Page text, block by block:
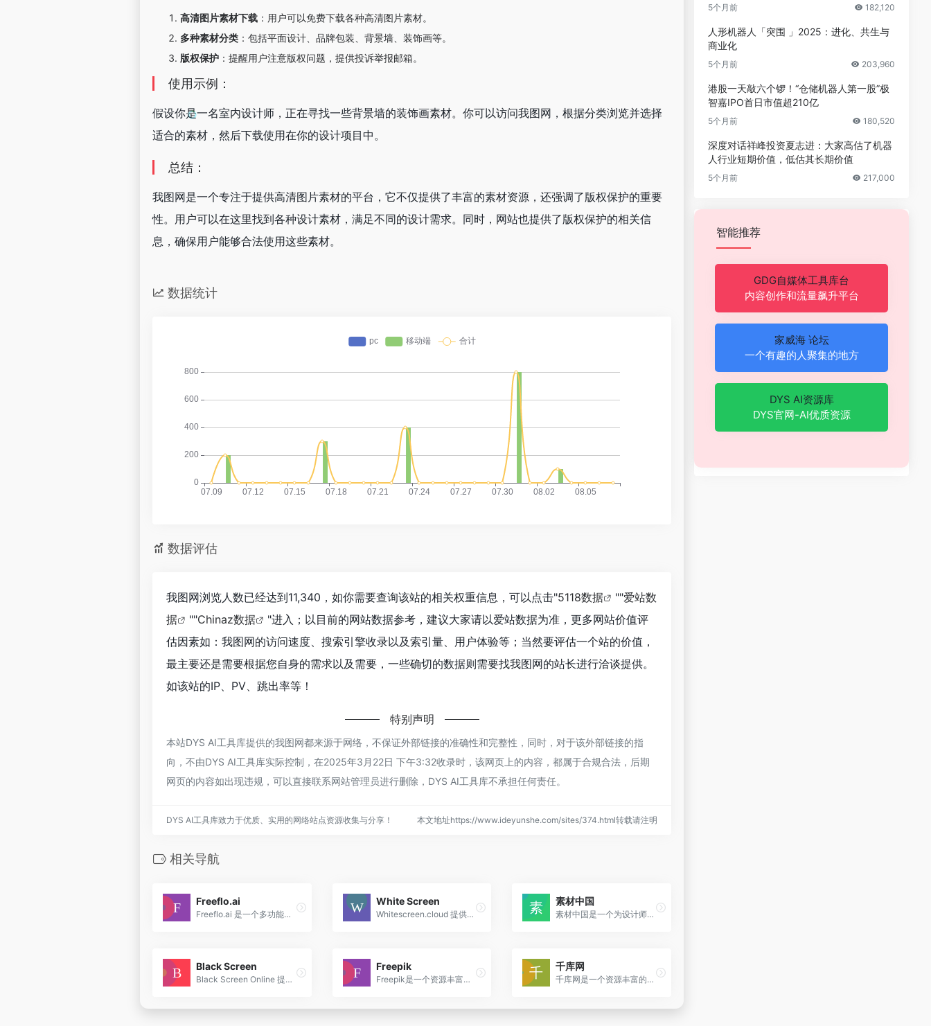
高清图片素材下载：用户可以免费下载各种高清图片素材。
多种素材分类：包括平面设计、品牌包装、背景墙、装饰画等。
版权保护：提醒用户注意版权问题，提供投诉举报邮箱。
使用示例：
假设你是一名室内设计师，正在寻找一些背景墙的装饰画素材。你可以访问我图网，根据分类浏览并选择
适合的素材，然后下载使用在你的设计项目中。
总结：
我图网是一个专注于提供高清图片素材的平台，它不仅提供了丰富的素材资源，还强调了版权保护的重要
性。用户可以在这里找到各种设计素材，满足不同的设计需求。同时，网站也提供了版权保护的相关信
息，确保用户能够合法使用这些素材。
数据统计
数据评估
我图网浏览人数已经达到11,340，如你需要查询该站的相关权重信息，可以点击"5118数据 ""爱站数
据
""Chinaz数据
"进入；以目前的网站数据参考，建议大家请以爱站数据为准，更多网站价值评
估因素如：我图网的访问速度、搜索引擎收录以及索引量、用户体验等；当然要评估一个站的价值，
最主要还是需要根据您自身的需求以及需要，一些确切的数据则需要找我图网的站长进行洽谈提供。
如该站的IP、PV、跳出率等！
特别声明
本站DYS AI工具库提供的我图网都来源于网络，不保证外部链接的准确性和完整性，同时，对于该外部链接的指
向，不由DYS AI工具库实际控制，在2025年3月22日 下午3:32收录时，该网页上的内容，都属于合规合法，后期
网页的内容如出现违规，可以直接联系网站管理员进行删除，DYS AI工具库不承担任何责任。
DYS AI工具库致力于优质、实用的网络站点资源收集与分享！ 本文地址https://www.ideyunshe.com/sites/374.html转载请注明
相关导航
Freeflo.ai
Freeflo.ai 是一个多功能的 AI 绘画辅助平台，它通过提供丰富的风格提示词和直观的样例图像，极大地丰富了 AI 绘画的创作可能性。
White Screen
Whitescreen.cloud 提供全屏色彩生成器，用于显示器测试、摄影和创意工作，支持高达 8K 的高分辨率。
素材中国
素材中国是一个为设计师提供丰富资源的平台，特别适合需要免费素材进行学习和交流的用户。网站强调版权保护，提醒用户合法使用素材，避免商业侵权行为。通过提供素材上传和分享功...
Black Screen
Black Screen Online 提供免费的全屏黑色显示和图像，用于显示器测试、摄影、创意项目和设备壁纸，具有即时启动和各种分辨率。
Freepik
Freepik是一个资源丰富的设计工具平台，它通过提供广泛的设计元素和每日更新的素材库，帮助设计师提升工作效率并实现创意自由。
千库网
千库网是一个资源丰富的素材下载平台，特别适合需要大量PNG图片和背景素材的设计师和企业用户。它提供的企业VIP服务满足了多行业多场景的用图需求，并提供了专享权益，如赔付保障.
5个月前 182,120
人形机器人「突围 」2025：进化、共生与
商业化
5个月前 203,960
港股一天敲六个锣！“仓储机器人第一股”极
智嘉IPO首日市值超210亿
5个月前 180,520
深度对话祥峰投资夏志进：大家高估了机器
人行业短期价值，低估其长期价值
5个月前 217,000
智能推荐
GDG自媒体工具库台
内容创作和流量飙升平台
家威海 论坛
一个有趣的人聚集的地方
DYS AI资源库
DYS官网-AI优质资源